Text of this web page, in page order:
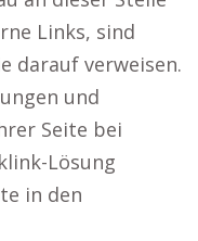
Links, sind
darauf verweisen.
und
Seite bei
Lösung
in den